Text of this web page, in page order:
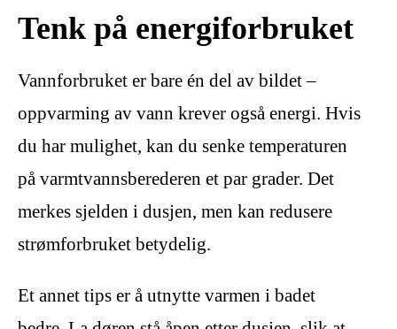
Tenk på energiforbruket
Vannforbruket er bare én del av bildet –
oppvarming av vann krever også energi. Hvis
du har mulighet, kan du senke temperaturen
på varmtvannsberederen et par grader. Det
merkes sjelden i dusjen, men kan redusere
strømforbruket betydelig.
Et annet tips er å utnytte varmen i badet